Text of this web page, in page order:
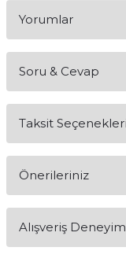
Yorumlar
Soru & Cevap
Taksit Seçenekleri
Önerileriniz
konularda yetersiz
kullanarak
Alışveriş